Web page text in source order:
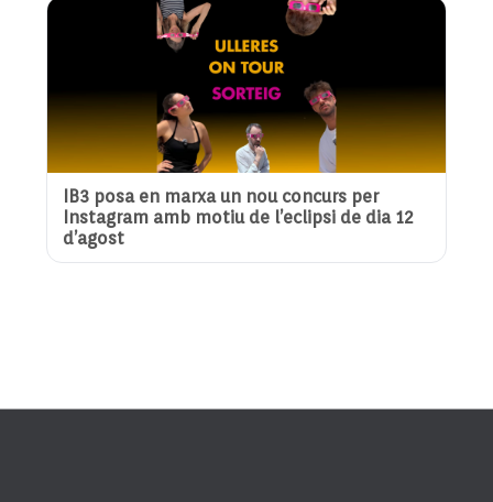
IB3 posa en marxa un nou concurs per
Instagram amb motiu de l’eclipsi de dia 12
d’agost